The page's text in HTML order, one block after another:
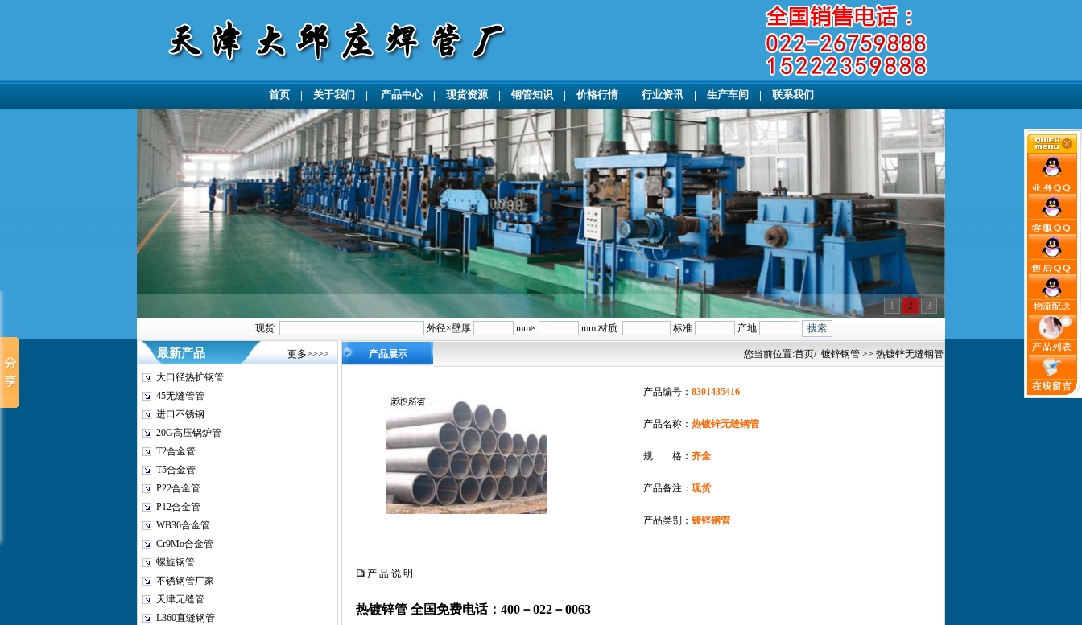
首页| 关于我们 | 产品中心| 现货资源| 钢管知识| 价格行情| 行业资讯| 生产车间 | 联系我们
1 2
3
现货:
外径×壁厚: mm× mm 材质: 标准: 产地:
最新产品 更多>>>>
大口径热扩钢管
45无缝管管
进口不锈钢
20G高压锅炉管
T2合金管
T5合金管
P22合金管
P12合金管
WB36合金管
Cr9Mo合金管
螺旋钢管
不锈钢管厂家
天津无缝管
L360直缝钢管
产品展示 您当前位置:首页/ 镀锌钢管 >> 热镀锌无缝钢管
产品编号： 8301435416
产品名称： 热镀锌无缝钢管
规 格：齐全
产品备注： 现货
产品类别： 镀锌钢管
产 品 说 明
热镀锌管 全国免费电话：400－022－0063